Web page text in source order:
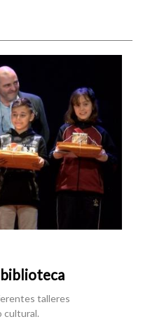
biblioteca
talleres
cultural.